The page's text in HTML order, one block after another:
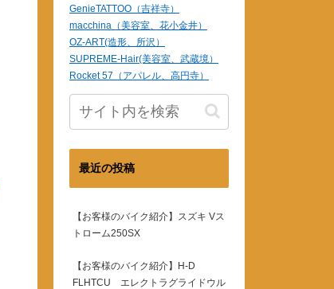
GenieTATTOO（吉祥寺）
macchina（美容室、花小金井）
OZ-ART(造形、所沢）
SUPREME-Hair(美容室、武蔵境）
Rocket 57（アパレル、高円寺）
最近の投稿
【お客様のバイク紹介】スズキ Vス
トローム250SX
【お客様のバイク紹介】H-D
FLHTCU エレクトラグライドウル